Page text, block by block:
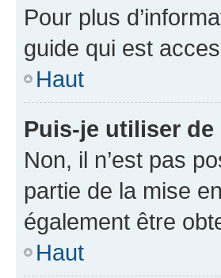
Pour plus
guide qui est
Haut
Puis-je utiliser de
Non, il n’est pas
partie de la mise
également être
Haut